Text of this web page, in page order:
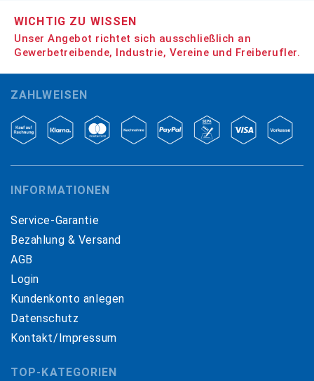
WICHTIG ZU WISSEN
Unser Angebot richtet sich ausschließlich an
Gewerbetreibende, Industrie, Vereine und Freiberufler.
ZAHLWEISEN
INFORMATIONEN
Service-Garantie
Bezahlung & Versand
AGB
Login
Kundenkonto anlegen
Datenschutz
Kontakt/Impressum
TOP-KATEGORIEN